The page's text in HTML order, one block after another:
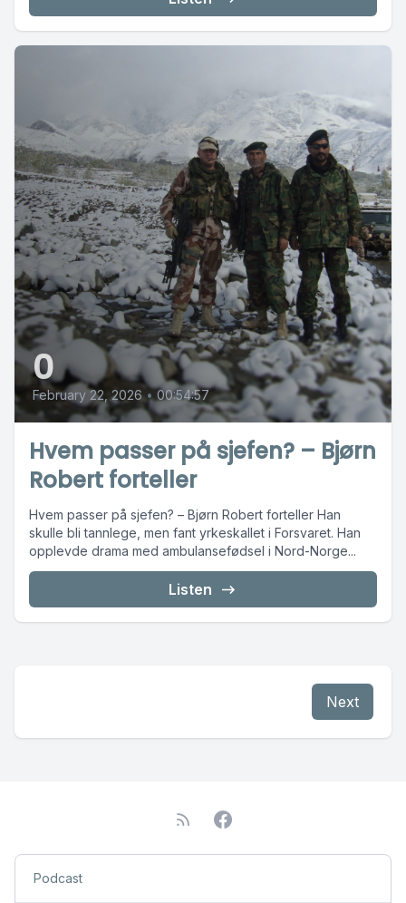
0
February 22, 2026 • 00:54:57
Hvem passer på sjefen? – Bjørn
Robert forteller
Hvem passer på sjefen? – Bjørn Robert forteller Han
skulle bli tannlege, men fant yrkeskallet i Forsvaret. Han
opplevde drama med ambulansefødsel i Nord-Norge...
Listen
Next
Podcast